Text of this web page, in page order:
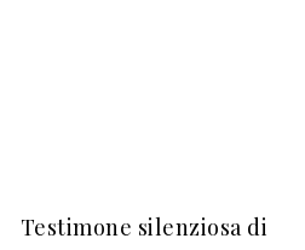
Testimone silenziosa di